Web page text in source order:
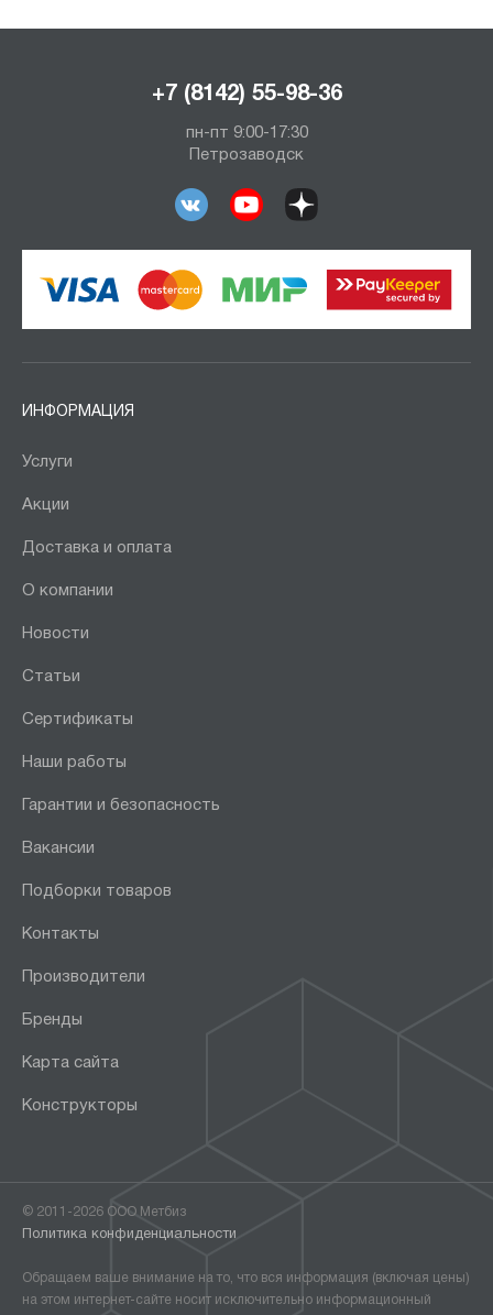
+7 (8142) 55-98-36
пн-пт 9:00-17:30
Петрозаводск
ИНФОРМАЦИЯ
Услуги
Акции
Доставка и оплата
О компании
Новости
Статьи
Сертификаты
Наши работы
Гарантии и безопасность
Вакансии
Подборки товаров
Контакты
Производители
Бренды
Карта сайта
Конструкторы
© 2011-2026 ООО Метбиз
Политика конфиденциальности
Обращаем ваше внимание на то, что вся информация (включая цены)
на этом интернет-сайте носит исключительно информационный